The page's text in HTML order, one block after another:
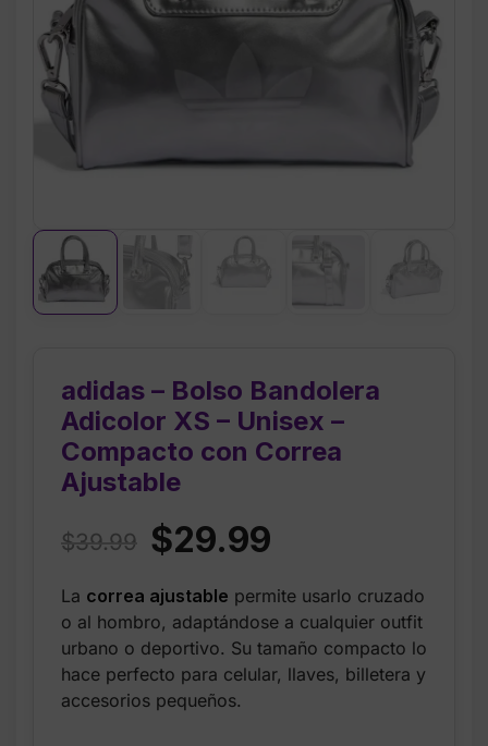
adidas – Bolso Bandolera
Adicolor XS – Unisex –
Compacto con Correa
Ajustable
$39.99
Original
was:
$39.99.
$29.99
is:
$29.99.
La correa ajustable permite usarlo cruzado
o al hombro, adaptándose a cualquier outfit
urbano o deportivo. Su tamaño compacto lo
hace perfecto para celular, llaves, billetera y
accesorios pequeños.